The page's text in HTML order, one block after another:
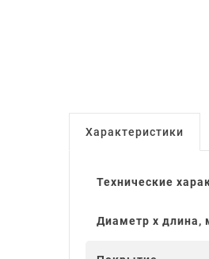
Характеристики
Технические
Диаметр x длина,